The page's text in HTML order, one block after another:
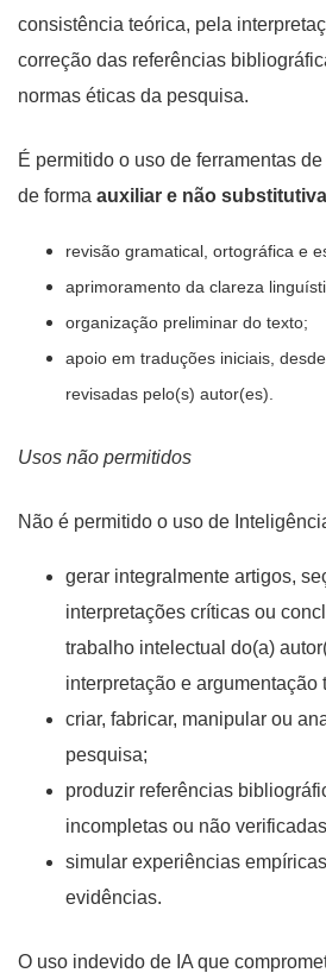
consistência teórica, pela
correção das referências
normas éticas da pesquisa.
É permitido o uso de ferramentas
de forma auxiliar e não substitutiva
revisão gramatical, ortográfica e
aprimoramento da clareza
organização preliminar do texto;
apoio em traduções iniciais,
revisadas pelo(s) autor(es).
Usos não permitidos
Não é permitido o uso de
gerar integralmente artigos,
interpretações críticas ou
trabalho intelectual do(a)
interpretação e argumentação
criar, fabricar, manipular ou
pesquisa;
produzir referências
incompletas ou não
simular experiências
evidências.
O uso indevido de IA que